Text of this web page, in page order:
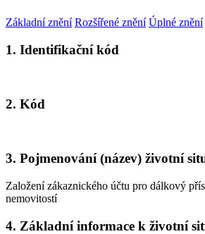
Základní znění Rozšířené znění Úplné znění
1. Identifikační kód
2. Kód
3. Pojmenování (název) životní
Založení zákaznického účtu pro dálkový
nemovitostí
4. Základní informace k životní